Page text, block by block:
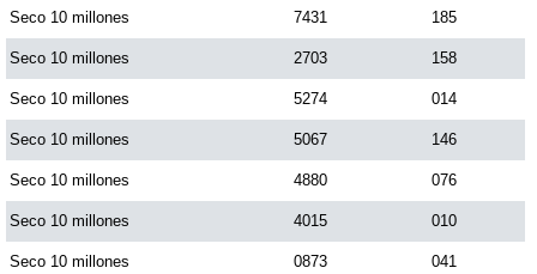
Seco 10 millones 7431 185
Seco 10 millones 2703 158
Seco 10 millones 5274 014
Seco 10 millones 5067 146
Seco 10 millones 4880 076
Seco 10 millones 4015 010
Seco 10 millones 0873 041